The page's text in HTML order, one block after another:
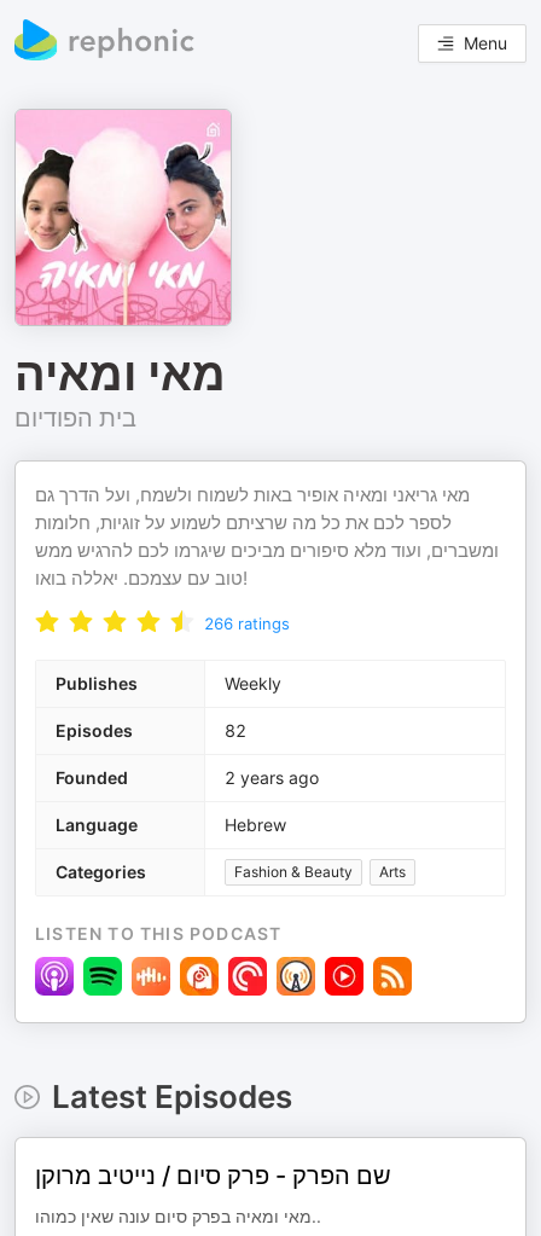
Menu
מאי ומאיה
בית הפודיום
מאי גריאני ומאיה אופיר באות לשמוח ולשמח, ועל הדרך גם
לספר לכם את כל מה שרציתם לשמוע על זוגיות, חלומות
ומשברים, ועוד מלא סיפורים מביכים שיגרמו לכם להרגיש ממש
טוב עם עצמכם. יאללה בואו!
266 ratings
Publishes Weekly
Episodes 82
Founded 2 years ago
Language Hebrew
Categories Fashion & Beauty Arts
LISTEN TO THIS PODCAST
Latest Episodes
שם הפרק - פרק סיום / נייטיב מרוקן
מאי ומאיה בפרק סיום עונה שאין כמוהו..